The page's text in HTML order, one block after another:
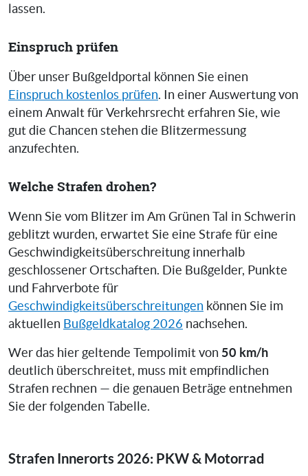
lassen.
Einspruch prüfen
Über unser Bußgeldportal können Sie einen
Einspruch kostenlos prüfen. In einer Auswertung von
einem Anwalt für Verkehrsrecht erfahren Sie, wie
gut die Chancen stehen die Blitzermessung
anzufechten.
Welche Strafen drohen?
Wenn Sie vom Blitzer im Am Grünen Tal in Schwerin
geblitzt wurden, erwartet Sie eine Strafe für eine
Geschwindigkeitsüberschreitung innerhalb
geschlossener Ortschaften. Die Bußgelder, Punkte
und Fahrverbote für
Geschwindigkeitsüberschreitungen können Sie im
aktuellen Bußgeldkatalog 2026 nachsehen.
Wer das hier geltende Tempolimit von 50 km/h
deutlich überschreitet, muss mit empfindlichen
Strafen rechnen — die genauen Beträge entnehmen
Sie der folgenden Tabelle.
Strafen Innerorts 2026: PKW & Motorrad